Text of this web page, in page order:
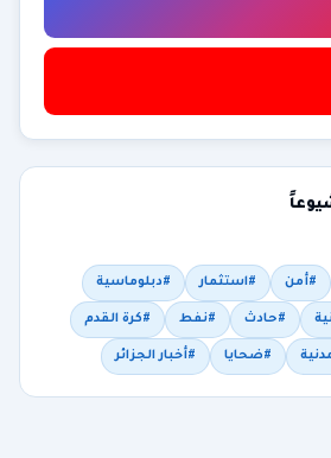
#أمن #استثمار #دبلوماسية
#حادث #نفط #كرة القدم
#ضحايا #أخبار الجزائر